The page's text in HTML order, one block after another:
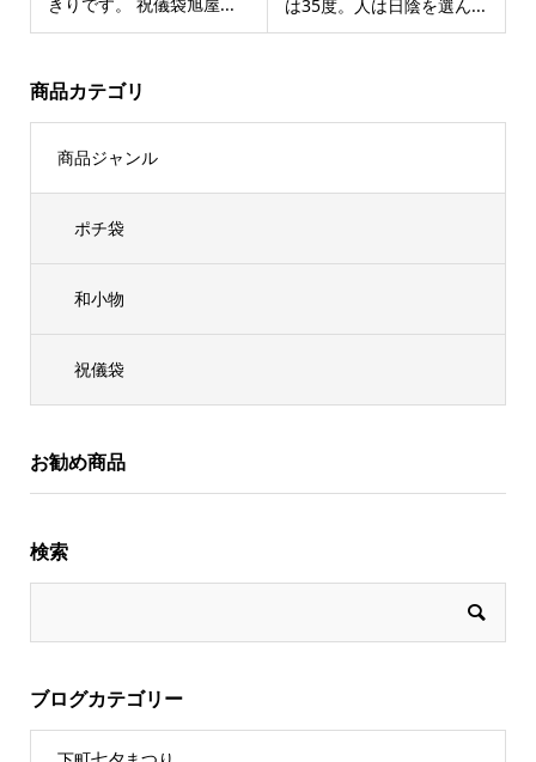
きりです。 祝儀袋旭屋...
は35度。人は日陰を選ん...
商品カテゴリ
商品ジャンル
ポチ袋
和小物
祝儀袋
お勧め商品
検索
ブログカテゴリー